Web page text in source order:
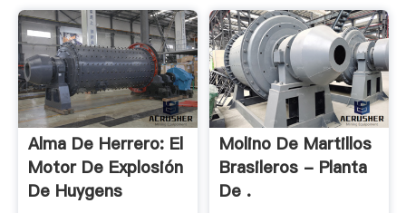
Alma De Herrero: El
Motor De Explosión
De Huygens
Molino De Martillos
Brasileros - Planta
De .